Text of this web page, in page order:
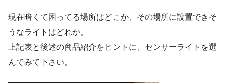
現在暗くて困ってる場所はどこか、その場所に設置できそ
うなライトはどれか。
上記表と後述の商品紹介をヒントに、センサーライトを選
んでみて下さい。